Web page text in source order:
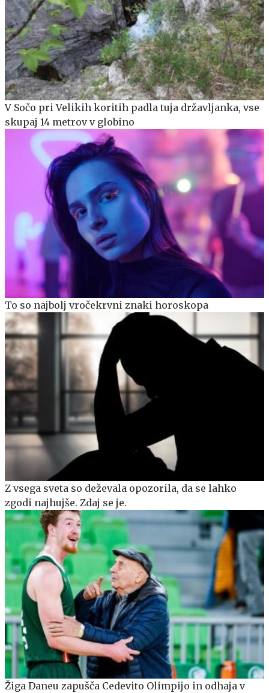
V Sočo pri Velikih koritih padla tuja državljanka, vse
skupaj 14 metrov v globino
To so najbolj vročekrvni znaki horoskopa
Z vsega sveta so deževala opozorila, da se lahko
zgodi najhujše. Zdaj se je.
Žiga Daneu zapušča Cedevito Olimpijo in odhaja v